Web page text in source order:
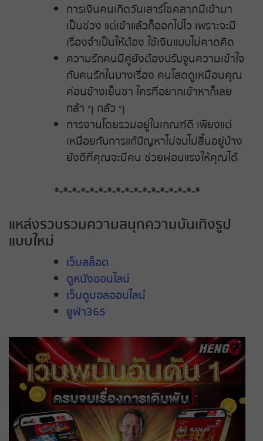
การเงินคนเกิดวันเสาร์โชคลาภมีเข้ามา
เป็นช่วง แต่เข้าแล้วก็ออกไปไว เพราะจะมี
เรื่องจำเป็นให้ต้อง ใช้เงินแบบไม่คาดคิด
ความรักคนมีคู่ยังต้องปรับจูนความเข้าใจ
กับคนรักในบางเรื่อง คนโสดดูเหมือนคุณ
ค่อนข้างเย็นชา ใครที่อยากเข้าหาก็เลย
กล้า ๆ กลัว ๆ
การงานโดยรวมอยู่ในเกณฑ์ดี เพียงแต่
เหนื่อยกับการแก้ปัญหาไม่จบไม่สิ้นอยู่บ้าง
ยังดีที่คุณจะมีคน ช่วยผ่อนแรงให้คุณได้
*-*-*-*-*-*-*-*-*-*-*-*-*-*-*-*-*
แหล่งรวบรวมความสนุกความบันเทิงรูป
แบบใหม่
เว็บสล็อต
ดูหนังออนไลน์
เว็บดูบอลออนไลน์
ยูฟ่า365